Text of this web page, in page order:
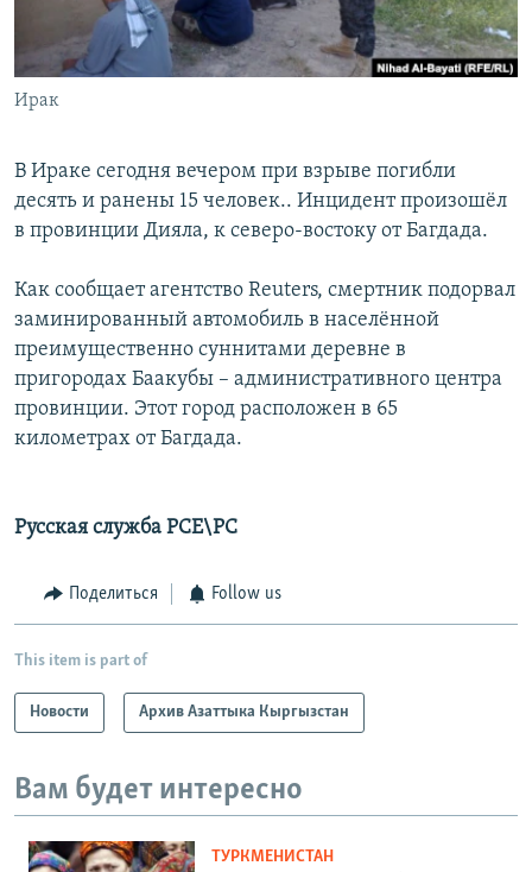
Ирак
В Ираке сегодня вечером при взрыве погибли
десять и ранены 15 человек.. Инцидент произошёл
в провинции Дияла, к северо-востоку от Багдада.
Как сообщает агентство Reuters, смертник подорвал
заминированный автомобиль в населённой
преимущественно суннитами деревне в
пригородах Баакубы – административного центра
провинции. Этот город расположен в 65
километрах от Багдада.
Русская служба РСЕ\РС
Поделиться Follow us
This item is part of
Новости Архив Азаттыка Кыргызстан
Вам будет интересно
ТУРКМЕНИСТАН